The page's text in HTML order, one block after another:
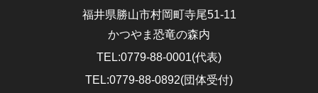
福井県勝山市村岡町寺尾51-11
かつやま恐竜の森内
TEL:0779-88-0001(代表)
TEL:0779-88-0892(団体受付)